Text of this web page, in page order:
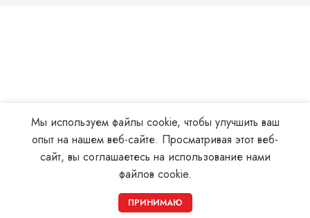
Мы используем файлы cookie, чтобы улучшить ваш
опыт на нашем веб-сайте. Просматривая этот веб-
сайт, вы соглашаетесь на использование нами
файлов cookie.
ПРИНИМАЮ
0
Корзина